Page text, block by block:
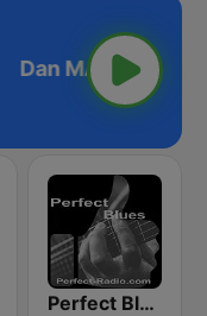
Perfect Blues